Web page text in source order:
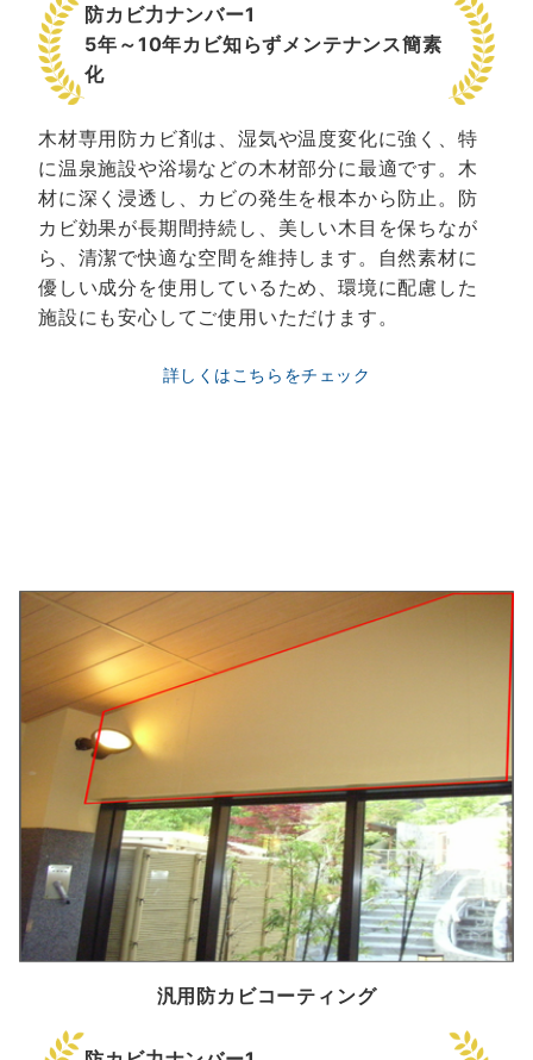
防カビ力ナンバー1
5年～10年カビ知らずメンテナンス簡素
化
木材専用防カビ剤は、湿気や温度変化に強く、特
に温泉施設や浴場などの木材部分に最適です。木
材に深く浸透し、カビの発生を根本から防止。防
カビ効果が長期間持続し、美しい木目を保ちなが
ら、清潔で快適な空間を維持します。自然素材に
優しい成分を使用しているため、環境に配慮した
施設にも安心してご使用いただけます。
詳しくはこちらをチェック
汎用防カビコーティング